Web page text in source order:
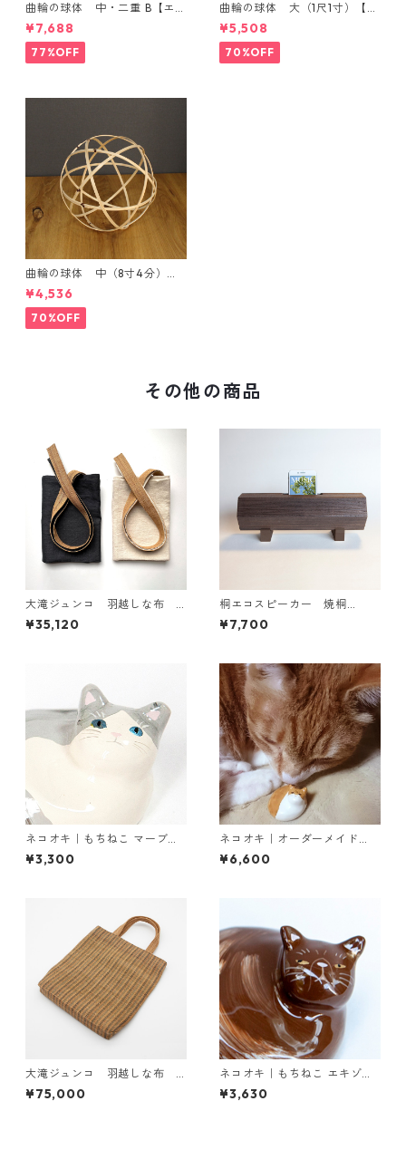
曲輪の球体 中・二重 B【エン
ブレムオブジェ発売記念・限
定特別価格】
¥7,688
77%OFF
曲輪の球体 大（1尺1寸）【エ
ンブレムオブジェ発売記念・
限定特別価格】
¥5,508
70%OFF
曲輪の球体 中（8寸4分）
【エンブレムオブジェ発売記
念・限定特別価格】
¥4,536
70%OFF
その他の商品
大滝ジュンコ 羽越しな布
サロンエプロン（生成・チャ
コール）
¥35,120
桐エコスピーカー 焼桐
（茶）
¥7,700
ネコオキ｜もちねこ マーブル
A【現品販売／受注製作 予約
受付中】タクミクラフト限定
¥3,300
ネコオキ｜オーダーメイド
【特注オプション】
¥6,600
大滝ジュンコ 羽越しな布
しな布バッグ 青紺縞
¥75,000
ネコオキ｜もちねこ エキゾチ
ックショートヘア【受注製作
予約受付中／タクミクラフト
¥3,630